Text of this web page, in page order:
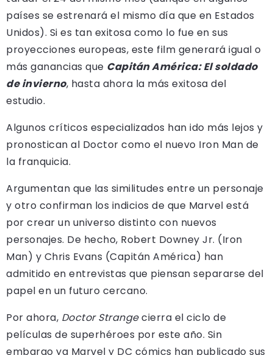
países se estrenará el mismo día que en Estados
Unidos). Si es tan exitosa como lo fue en sus
proyecciones europeas, este film generará igual o
más ganancias que Capitán América: El soldado
de invierno, hasta ahora la más exitosa del
estudio.
Algunos críticos especializados han ido más lejos y
pronostican al Doctor como el nuevo Iron Man de
la franquicia.
Argumentan que las similitudes entre un personaje
y otro confirman los indicios de que Marvel está
por crear un universo distinto con nuevos
personajes. De hecho, Robert Downey Jr. (Iron
Man) y Chris Evans (Capitán América) han
admitido en entrevistas que piensan separarse del
papel en un futuro cercano.
Por ahora, Doctor Strangecierra el ciclo de
películas de superhéroes por este año. Sin
embargo ya Marvel y DC cómics han publicado sus